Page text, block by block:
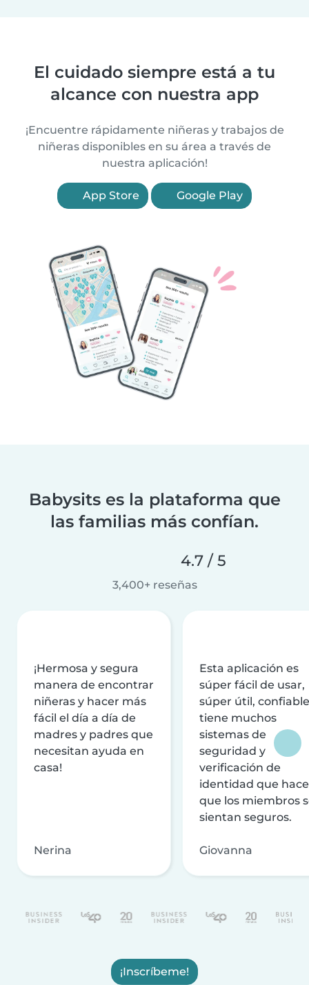
El cuidado siempre está a tu
alcance con nuestra app
¡Encuentre rápidamente niñeras y trabajos de
niñeras disponibles en su área a través de
nuestra aplicación!
App Store Google Play
Babysits es la plataforma que
las familias más confían.
4.7 / 5
3,400+ reseñas
¡Hermosa y segura
manera de encontrar
niñeras y hacer más
fácil el día a día de
madres y padres que
necesitan ayuda en
casa!
Nerina
Esta aplicación es
súper fácil de usar,
súper útil,
tiene muchos
sistemas de
seguridad y
verificación de
identidad que
que los miembros
sientan seguros.
Giovanna
¡Inscríbeme!